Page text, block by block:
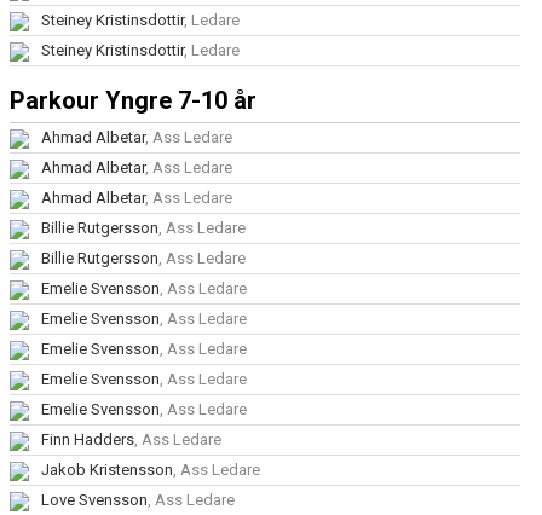
Steiney Kristinsdottir, Ledare
Steiney Kristinsdottir, Ledare
Parkour Yngre 7-10 år
Ahmad Albetar, Ass Ledare
Ahmad Albetar, Ass Ledare
Ahmad Albetar, Ass Ledare
Billie Rutgersson, Ass Ledare
Billie Rutgersson, Ass Ledare
Emelie Svensson, Ass Ledare
Emelie Svensson, Ass Ledare
Emelie Svensson, Ass Ledare
Emelie Svensson, Ass Ledare
Emelie Svensson, Ass Ledare
Finn Hadders, Ass Ledare
Jakob Kristensson, Ass Ledare
Love Svensson, Ass Ledare